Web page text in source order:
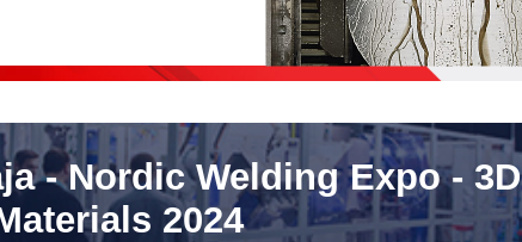
- Nordic Welding Expo - 3D
2024